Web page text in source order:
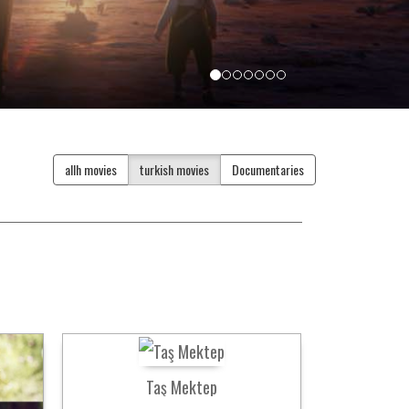
allh movies turkish movies Documentaries
Taş Mektep